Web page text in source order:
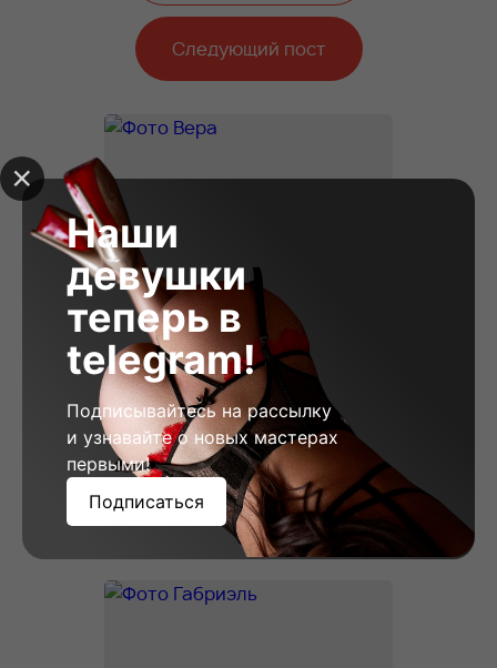
Следующий пост
Вера, 23
Рост: 178 Вес: 58 Грудь: 2
Наши
девушки
теперь в
telegram!
Подписывайтесь на рассылку
и узнавайте о новых мастерах
первыми!
Подписаться